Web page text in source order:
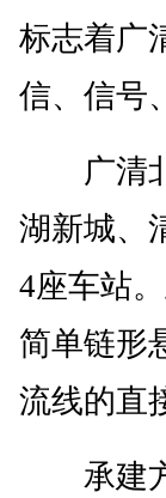
标志着广
信、信号
广清北
湖新城、
4座车站
简单链形
流线的直
承建方